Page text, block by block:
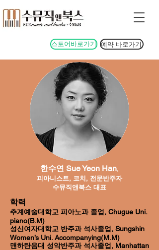
예약 바로가기
스토어바로가기
한수연 Sue Yeon Han,
피아니스트, 코치, 전문반주자
수뮤직앤북스 대표
학력
추계예술대학교 피아노과 졸업, Chugue Uni.
piano(B.M)
성신여자대학교 반주과 석사졸업, Sungshin
Women’s Uni. Accompanying(M.M)
맨하탄음대 성악반주과 석사졸업, Manhattan